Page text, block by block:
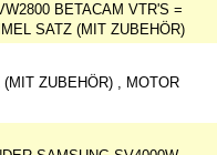
BETACAM VTR'S =
SATZ (MIT ZUBEHÖR)
(MIT ZUBEHÖR) , MOTOR